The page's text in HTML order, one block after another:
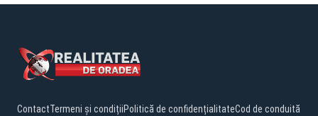
ContactTermeni și condițiiPolitică de confidențialitateCod de conduită